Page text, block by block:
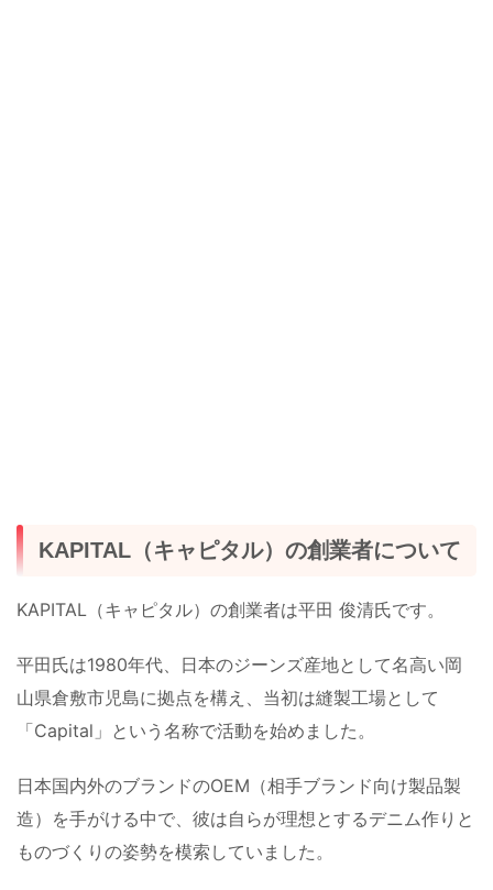
KAPITAL（キャピタル）の創業者について
KAPITAL（キャピタル）の創業者は平田 俊清氏です。
平田氏は1980年代、日本のジーンズ産地として名高い岡
山県倉敷市児島に拠点を構え、当初は縫製工場として
「Capital」という名称で活動を始めました。
日本国内外のブランドのOEM（相手ブランド向け製品製
造）を手がける中で、彼は自らが理想とするデニム作りと
ものづくりの姿勢を模索していました。